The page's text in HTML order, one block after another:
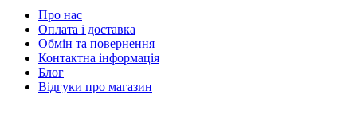
Про нас
Оплата і доставка
Обмін та повернення
Контактна інформація
Блог
Відгуки про магазин